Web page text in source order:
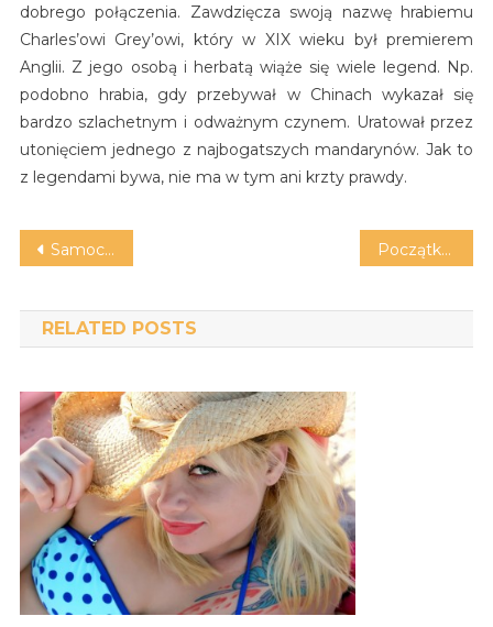
dobrego połączenia. Zawdzięcza swoją nazwę hrabiemu
Charles’owi Grey’owi, który w XIX wieku był premierem
Anglii. Z jego osobą i herbatą wiąże się wiele legend. Np.
podobno hrabia, gdy przebywał w Chinach wykazał się
bardzo szlachetnym i odważnym czynem. Uratował przez
utonięciem jednego z najbogatszych mandarynów. Jak to
z legendami bywa, nie ma w tym ani krzty prawdy.
Nawigacja
Samochód na telefon Początkujący w solarium. Wrocław prezentuje swoje usługi
RELATED POSTS